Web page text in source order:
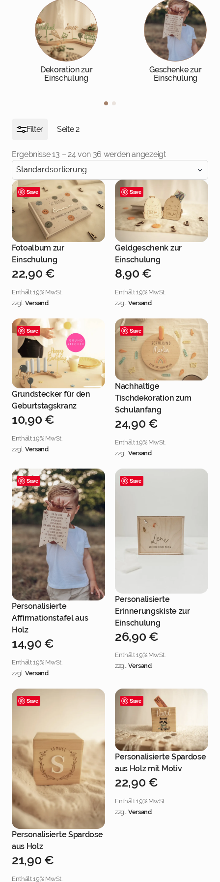
Dekoration zur
Einschulung
Geschenke zur
Einschulung
Filter Seite2
Ergebnisse 13 – 24 von 36 werden angezeigt
Save
Fotoalbum zur
Einschulung
Jetzt personalisieren
22,90 €
Enthält 19% MwSt.
zzgl.Versand
Save
Geldgeschenk zur
Einschulung
Jetzt personalisieren
8,90 €
Enthält 19% MwSt.
zzgl.Versand
Save
Grundstecker für den
Geburtstagskranz
Jetzt personalisieren
10,90 €
Enthält 19% MwSt.
zzgl.Versand
Save
Nachhaltige
Tischdekoration zum
Schulanfang
Jetzt personalisieren
24,90 €
Enthält 19% MwSt.
zzgl.Versand
Save
Personalisierte
Affirmationstafel aus
Holz
Jetzt personalisieren
14,90 €
Enthält 19% MwSt.
zzgl.Versand
Save
Personalisierte
Erinnerungskiste zur
Einschulung
Jetzt personalisieren
26,90 €
Enthält 19% MwSt.
zzgl.Versand
Save
Personalisierte Spardose
aus Holz
Jetzt personalisieren
21,90 €
Enthält 19% MwSt.
Save
Personalisierte Spardose
aus Holz mit Motiv
Jetzt personalisieren
22,90 €
Enthält 19% MwSt.
zzgl.Versand